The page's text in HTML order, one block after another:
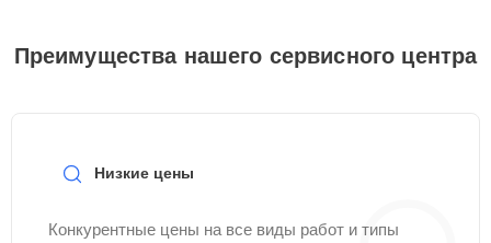
службы заботы о клиентах. Для расчета итоговой
стоимости ремонта наушников достаточно
Преимущества нашего сервисного центра
Низкие цены
Конкурентные цены на все виды работ и типы